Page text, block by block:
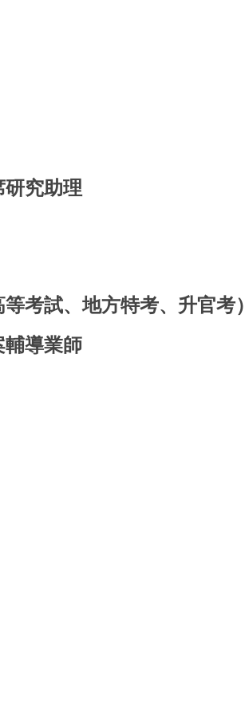
究助理
考試、地方特考、升官考）
輔導業師